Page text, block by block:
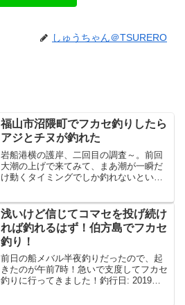
しゅうちゃん＠TSURERO
福山市沼隈町でフカセ釣りしたら
アジとチヌが釣れた
岩船港横の護岸、二回目の調査～。前回
大潮の上げで来てみて、まあ潮が一瞬だ
け動くタイミングでしか釣れないという
か調査しに来ました。潮は殆ど動かない
場所は岩船港の横の護岸。...
浅いけど信じてコマセを投げ続け
れば釣れるはず！伯方島でフカセ
釣り！
前日の船メバル半夜釣りだったので、起
きたのが午前7時！急いで支度してフカセ
釣りに行ってきました！釣行日: 2019年4